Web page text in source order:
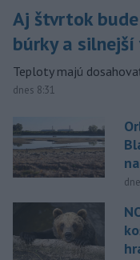
Aj štvrtok
búrky a
Teploty majú
dnes 8:31